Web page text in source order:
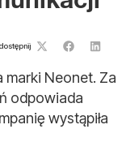
marki Neonet. Za
odpowiada
wystąpiła